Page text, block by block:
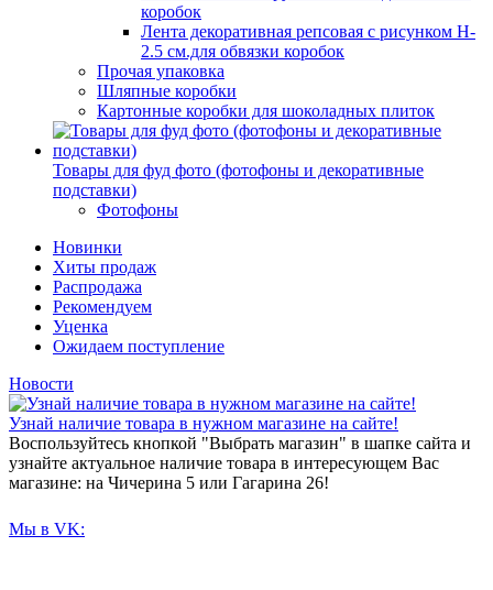
коробок
Лента декоративная репсовая с рисунком H-
2.5 см.для обвязки коробок
Прочая упаковка
Шляпные коробки
Картонные коробки для шоколадных плиток
Товары для фуд фото (фотофоны и декоративные
подставки)
Фотофоны
Новинки
Хиты продаж
Распродажа
Рекомендуем
Уценка
Ожидаем поступление
Новости
Узнай наличие товара в нужном магазине на сайте!
Воспользуйтесь кнопкой "Выбрать магазин" в шапке сайта и
узнайте актуальное наличие товара в интересующем Вас
магазине: на Чичерина 5 или Гагарина 26!
Мы в VK: